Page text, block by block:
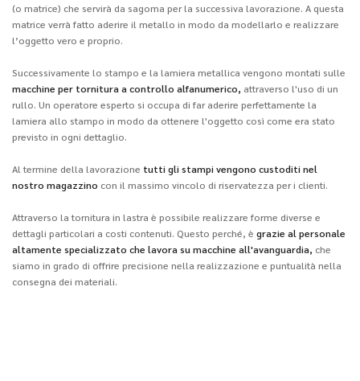
(o matrice) che servirà da sagoma per la successiva lavorazione. A questa
matrice verrà fatto aderire il metallo in modo da modellarlo e realizzare
l’oggetto vero e proprio.
Successivamente lo stampo e la lamiera metallica vengono montati sulle
macchine per tornitura a controllo alfanumerico, attraverso l'uso di un
rullo. Un operatore esperto si occupa di far aderire perfettamente la
lamiera allo stampo in modo da ottenere l'oggetto così come era stato
previsto in ogni dettaglio.
Al termine della lavorazione tutti gli stampi vengono custoditi nel
nostro magazzino con il massimo vincolo di riservatezza per i clienti.
Attraverso la tornitura in lastra è possibile realizzare forme diverse e
dettagli particolari a costi contenuti. Questo perché, è grazie al personale
altamente specializzato che lavora su macchine all'avanguardia, che
siamo in grado di offrire precisione nella realizzazione e puntualità nella
consegna dei materiali.